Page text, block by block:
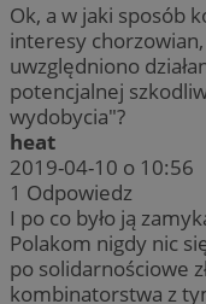
Ok, a w jaki sposób
interesy
uwzględniono
potencjalnej
wydobycia"?
heat
2019-04-10 o 10:56
1 Odpowiedz
I po co było ją
Polakom nigdy nic
po solidarnościowe
kombinatorstwa z